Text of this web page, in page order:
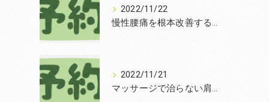
2022/11/22
慢性腰痛を根本改善するなら和泉市の笑福整骨院【2022年11月22日の予約状況】
2022/11/21
マッサージで治らない肩こりを改善する無痛整体和泉市笑福整骨院【2022年11月21日の予約状況】